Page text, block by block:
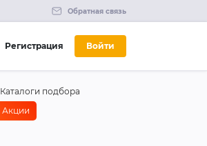
Обратная связь
Регистрация Войти
Каталоги подбора
Акции